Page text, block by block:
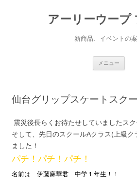
アーリーウープ
新商品、イベントの
メニュー
ス
プ
仙台グリップスケートスク
震災後長らくお待たせしていましたス
そして、先日のスクールAクラス(上級ク
ました！
パチ！パチ！パチ！
名前は 伊藤麻華君 中学１年生！！